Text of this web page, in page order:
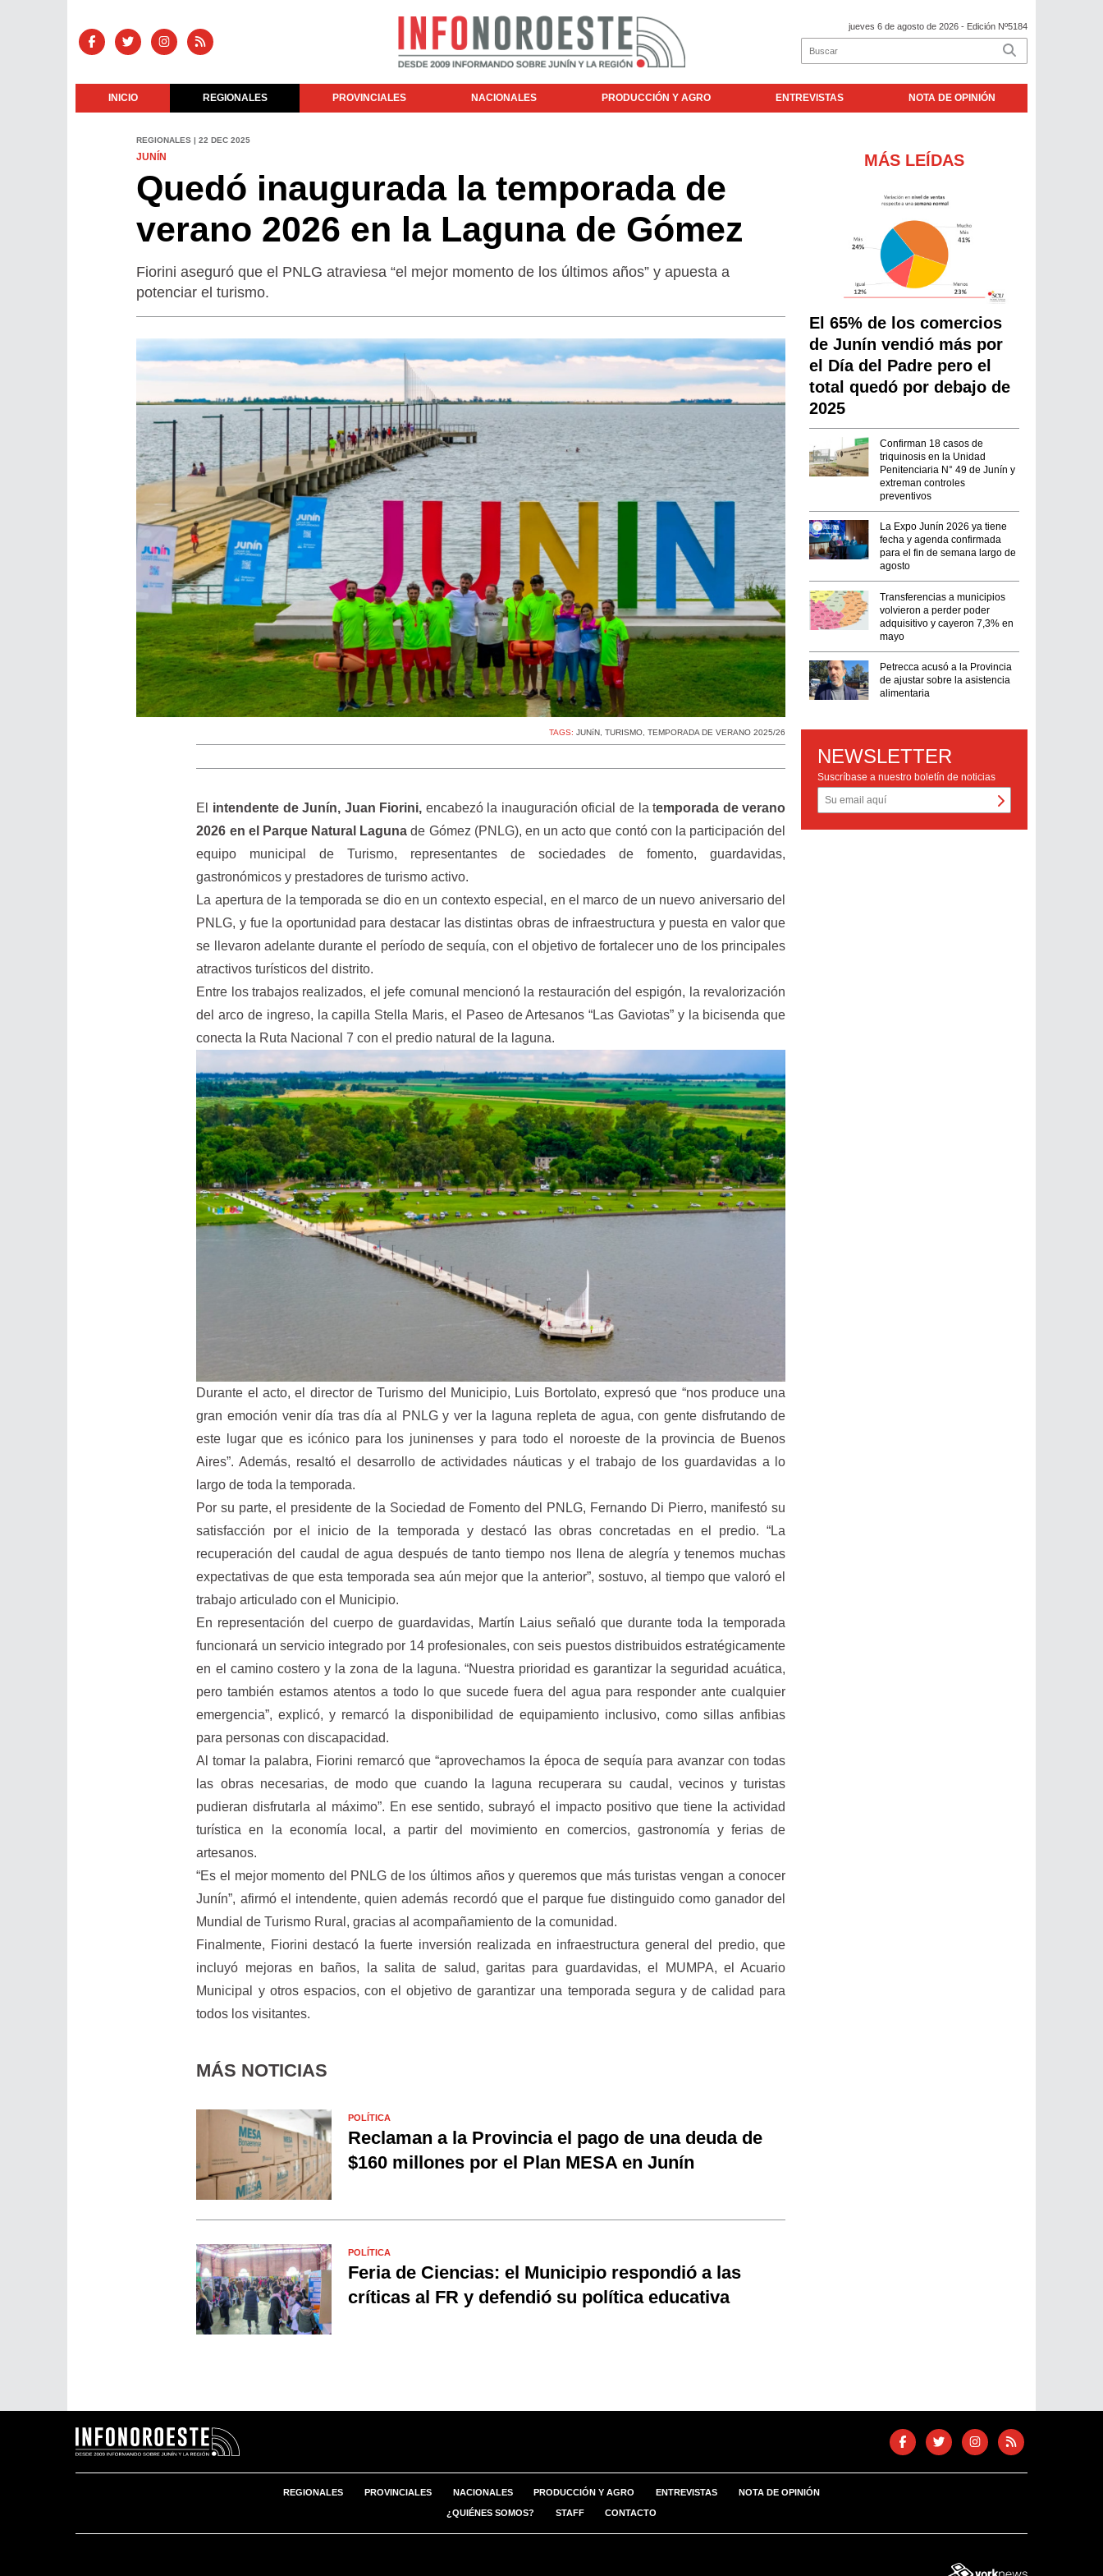
jueves 6 de agosto de 2026 - Edición Nº5184
INICIO REGIONALES PROVINCIALES NACIONALES PRODUCCIÓN Y AGRO ENTREVISTAS NOTA DE OPINIÓN
REGIONALES | 22 DEC 2025
JUNÍN
Quedó inaugurada la temporada de
verano 2026 en la Laguna de Gómez
Fiorini aseguró que el PNLG atraviesa “el mejor momento de los últimos años” y apuesta a
potenciar el turismo.
TAGS:JUNíN ,TURISMO ,TEMPORADA DE VERANO 2025/26
El intendente de Junín, Juan Fiorini, encabezó la inauguración oficial de la temporada de verano
2026 en el Parque Natural Lagunade Gómez (PNLG), en un acto que contó con la participación del
equipo municipal de Turismo, representantes de sociedades de fomento, guardavidas,
gastronómicos y prestadores de turismo activo.
La apertura de la temporada se dio en un contexto especial, en el marco de un nuevo aniversario del
PNLG, y fue la oportunidad para destacar las distintas obras de infraestructura y puesta en valor que
se llevaron adelante durante el período de sequía, con el objetivo de fortalecer uno de los principales
atractivos turísticos del distrito.
Entre los trabajos realizados, el jefe comunal mencionó la restauración del espigón, la revalorización
del arco de ingreso, la capilla Stella Maris, el Paseo de Artesanos “Las Gaviotas” y la bicisenda que
conecta la Ruta Nacional 7 con el predio natural de la laguna.
Durante el acto, el director de Turismo del Municipio, Luis Bortolato, expresó que “nos produce una
gran emoción venir día tras día al PNLG y ver la laguna repleta de agua, con gente disfrutando de
este lugar que es icónico para los juninenses y para todo el noroeste de la provincia de Buenos
Aires”. Además, resaltó el desarrollo de actividades náuticas y el trabajo de los guardavidas a lo
largo de toda la temporada.
Por su parte, el presidente de la Sociedad de Fomento del PNLG, Fernando Di Pierro, manifestó su
satisfacción por el inicio de la temporada y destacó las obras concretadas en el predio. “La
recuperación del caudal de agua después de tanto tiempo nos llena de alegría y tenemos muchas
expectativas de que esta temporada sea aún mejor que la anterior”, sostuvo, al tiempo que valoró el
trabajo articulado con el Municipio.
En representación del cuerpo de guardavidas, Martín Laius señaló que durante toda la temporada
funcionará un servicio integrado por 14 profesionales, con seis puestos distribuidos estratégicamente
en el camino costero y la zona de la laguna. “Nuestra prioridad es garantizar la seguridad acuática,
pero también estamos atentos a todo lo que sucede fuera del agua para responder ante cualquier
emergencia”, explicó, y remarcó la disponibilidad de equipamiento inclusivo, como sillas anfibias
para personas con discapacidad.
Al tomar la palabra, Fiorini remarcó que “aprovechamos la época de sequía para avanzar con todas
las obras necesarias, de modo que cuando la laguna recuperara su caudal, vecinos y turistas
pudieran disfrutarla al máximo”. En ese sentido, subrayó el impacto positivo que tiene la actividad
turística en la economía local, a partir del movimiento en comercios, gastronomía y ferias de
artesanos.
“Es el mejor momento del PNLG de los últimos años y queremos que más turistas vengan a conocer
Junín”, afirmó el intendente, quien además recordó que el parque fue distinguido como ganador del
Mundial de Turismo Rural, gracias al acompañamiento de la comunidad.
Finalmente, Fiorini destacó la fuerte inversión realizada en infraestructura general del predio, que
incluyó mejoras en baños, la salita de salud, garitas para guardavidas, el MUMPA, el Acuario
Municipal y otros espacios, con el objetivo de garantizar una temporada segura y de calidad para
todos los visitantes.
MÁS NOTICIAS
POLÍTICA
Reclaman a la Provincia el pago de una deuda de
$160 millones por el Plan MESA en Junín
POLÍTICA
Feria de Ciencias: el Municipio respondió a las
críticas al FR y defendió su política educativa
MÁS LEÍDAS
El 65% de los comercios
de Junín vendió más por
el Día del Padre pero el
total quedó por debajo de
2025
Confirman 18 casos de
triquinosis en la Unidad
Penitenciaria N° 49 de Junín y
extreman controles
preventivos
La Expo Junín 2026 ya tiene
fecha y agenda confirmada
para el fin de semana largo de
agosto
Transferencias a municipios
volvieron a perder poder
adquisitivo y cayeron 7,3% en
mayo
Petrecca acusó a la Provincia
de ajustar sobre la asistencia
alimentaria
NEWSLETTER
Suscríbase a nuestro boletín de noticias
REGIONALES PROVINCIALES NACIONALES PRODUCCIÓN Y AGRO ENTREVISTAS NOTA DE OPINIÓN
¿QUIÉNES SOMOS? STAFF CONTACTO